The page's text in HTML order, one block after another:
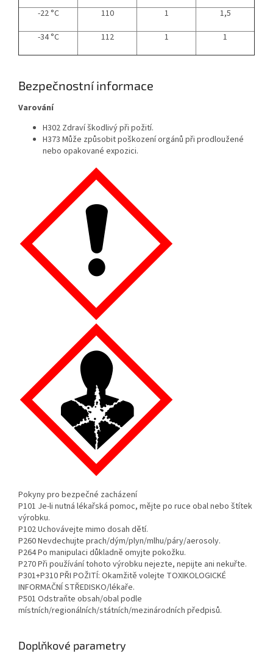
-22 °C
110 1
1,5
-34 °C
112 1 1
Bezpečnostní informace
Varování
H302 Zdraví škodlivý při požití.
H373 Může způsobit poškození orgánů při prodloužené
nebo opakované expozici.
Pokyny pro bezpečné zacházení
P101 Je-li nutná lékařská pomoc, mějte po ruce obal nebo štítek
výrobku.
P102 Uchovávejte mimo dosah dětí.
P260 Nevdechujte prach/dým/plyn/mlhu/páry/aerosoly.
P264 Po manipulaci důkladně omyjte pokožku.
P270 Při používání tohoto výrobku nejezte, nepijte ani nekuřte.
P301+P310 PŘI POŽITÍ: Okamžitě volejte TOXIKOLOGICKÉ
INFORMAČNÍ STŘEDISKO/lékaře.
P501 Odstraňte obsah/obal podle
místních/regionálních/státních/mezinárodních předpisů.
Doplňkové parametry